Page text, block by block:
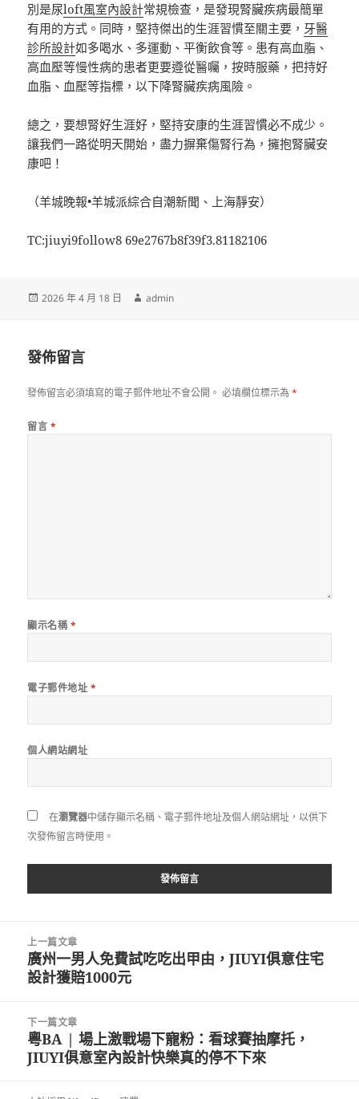
別是尿loft風室內設計常規檢查，是發現腎臟疾病最簡單
有用的方式。同時，堅持傑出的生涯習慣至關主要， 牙醫
診所設計如多喝水、多運動、平衡飲食等。患有高血脂、
高血壓等慢性病的患者更要遵從醫囑，按時服藥，把持好
血脂、血壓等指標，以下降腎臟疾病風險。
總之，要想腎好生涯好，堅持安康的生涯習慣必不成少。
讓我們一路從明天開始，盡力摒棄傷腎行為，擁抱腎臟安
康吧！
（羊城晚報•羊城派綜合自潮新聞、上海靜安）
TC:jiuyi9follow8 69e2767b8f39f3.81182106
發
2026 年 4 月 18 日
作
admin
發佈留言
發佈留言必須填寫的電子郵件地址不會公開。 必填欄位標示為*
留言 *
顯示名稱 *
電子郵件地址 *
個人網站網址
在瀏覽器中儲存顯示名稱、電子郵件地址及個人網站網址，以供下
次發佈留言時使用。
上一篇文章
上
一
文
章:
廣州一男人免費試吃吃出甲由，JIUYI俱意住宅
設計獲賠1000元
下一篇文章
下
一
粵BA | 場上激戰場下寵粉：看球賽抽摩托，
JIUYI俱意室內設計快樂真的停不下來